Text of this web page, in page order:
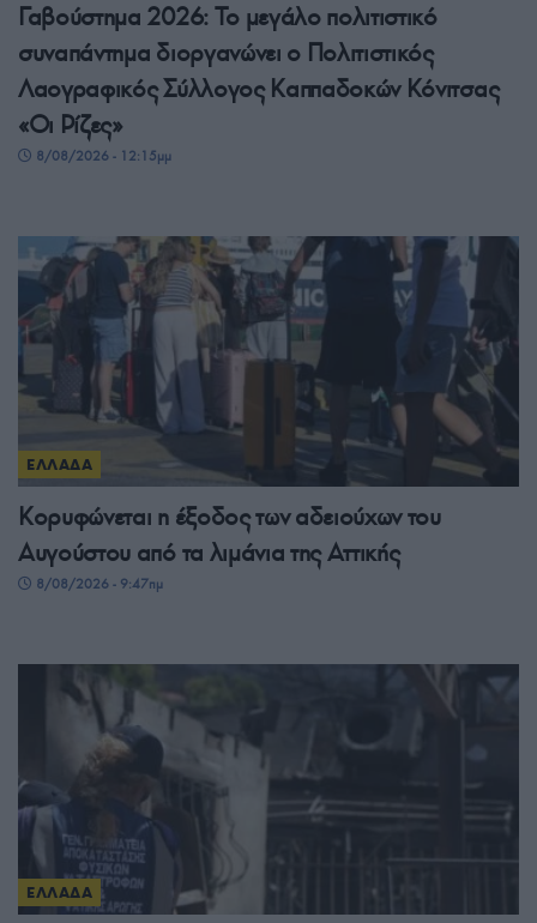
Γαβούστημα 2026: Το μεγάλο πολιτιστικό
συναπάντημα διοργανώνει ο Πολιτιστικός
Λαογραφικός Σύλλογος Καππαδοκών Κόνιτσας
«Οι Ρίζες»
8/08/2026 - 12:15μμ
ΕΛΛΑΔΑ
Κορυφώνεται η έξοδος των αδειούχων του
Αυγούστου από τα λιμάνια της Αττικής
8/08/2026 - 9:47πμ
ΕΛΛΑΔΑ